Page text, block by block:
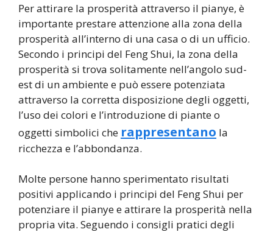
Per attirare la prosperità attraverso il pianye, è
importante prestare attenzione alla zona della
prosperità all’interno di una casa o di un ufficio.
Secondo i principi del Feng Shui, la zona della
prosperità si trova solitamente nell’angolo sud-
est di un ambiente e può essere potenziata
attraverso la corretta disposizione degli oggetti,
l’uso dei colori e l’introduzione di piante o
oggetti simbolici che rappresentano la
ricchezza e l’abbondanza.
Molte persone hanno sperimentato risultati
positivi applicando i principi del Feng Shui per
potenziare il pianye e attirare la prosperità nella
propria vita. Seguendo i consigli pratici degli